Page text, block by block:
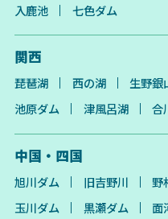
入鹿池 七色ダム
関西
琵琶湖 西の湖 生野銀
池原ダム
津風呂湖 合
中国・四国
旭川ダム 旧吉野川 野
玉川ダム
黒瀬ダム 面